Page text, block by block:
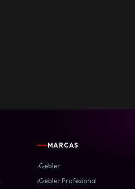
MARCAS
›Gebler
›Gebler Profesional